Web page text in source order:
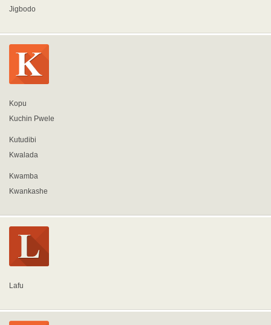
Jigbodo
Kopu
Kuchin Pwele
Kutudibi
Kwalada
Kwamba
Kwankashe
Lafu